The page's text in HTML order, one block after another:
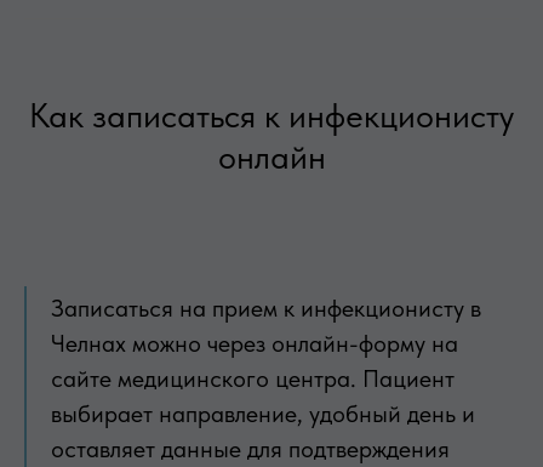
Как записаться к инфекционисту
онлайн
Записаться на прием к инфекционисту в
Челнах можно через онлайн-форму на
сайте медицинского центра. Пациент
выбирает направление, удобный день и
оставляет данные для подтверждения